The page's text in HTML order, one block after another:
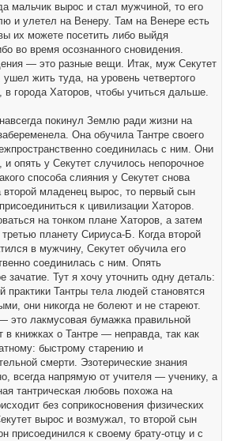
мальчик вырос и стал мужчиной, то его
и улетел на Венеру. Там на Венере есть
их можете посетить либо выйдя
во время осознанного сновидения.
— это разные вещи. Итак, муж Секутет
жить туда, на уровень четвертого
в города Хаторов, чтобы учиться дальше.
покинул Землю ради жизни на
Она обучила Тантре своего
соединилась с ним. Они
и опять у Секутет случилось непорочное
способа слияния у Секутет снова
второй младенец вырос, то первый сын
к цивилизации Хаторов.
на тонком плане Хаторов, а затем
планету Сириуса-Б. Когда второй
в мужчину, Секутет обучила его
соединилась с ним. Опять
зачатие. Тут я хочу уточнить одну деталь:
практики Тантры тела людей становятся
они никогда не болеют и не стареют.
это лакмусовая бумажка правильной
в книжках о Тантре — неправда, так как
быстрому старению и
смерти. Эзотерические знания
всегда напрямую от учителя — ученику, а
тантрическая любовь похожа на
без соприкосновения физических
вырос и возмужал, то второй сын
присоединился к своему брату-отцу и с